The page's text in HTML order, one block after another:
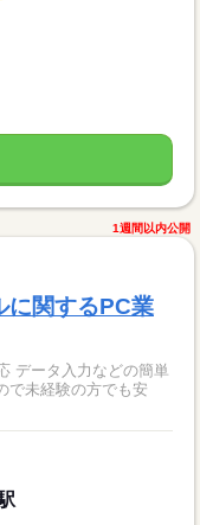
1週間以内公開
に関するPC業
で未経験の方でも安